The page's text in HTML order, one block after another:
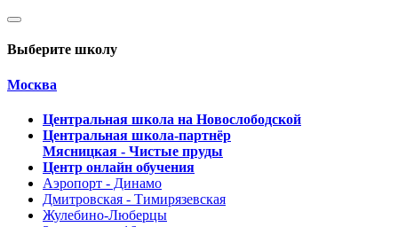
Выберите школу
Москва
Центральная школа на Новослободской
Центральная школа-партнёр
Мясницкая - Чистые пруды
Центр онлайн обучения
Аэропорт - Динамо
Дмитровская - Тимирязевская
Жулебино-Люберцы